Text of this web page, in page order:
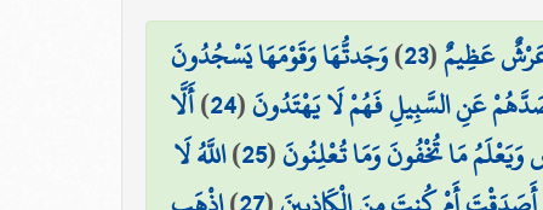
عَرْشٌ عَظِيمٌ(
23
)وَجَدتُّهَا وَقَوْمَهَا يَسْجُدُونَ
عَنِ السَّبِيلِ فَهُمْ لَا يَهْتَدُونَ(
24
)أَلَّا
مَا تُخْفُونَ وَمَا تُعْلِنُونَ(
25
)اللَّهُ لَا